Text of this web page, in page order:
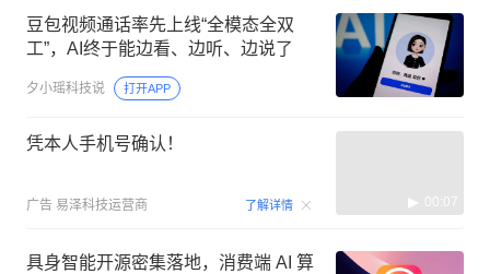
豆包视频通话率先上线“全模态全双
工”，AI终于能边看、边听、边说了
夕小瑶科技说 打开APP
凭本人手机号确认！
广告 易泽科技运营商 了解详情 00:07
具身智能开源密集落地，消费端 AI 算